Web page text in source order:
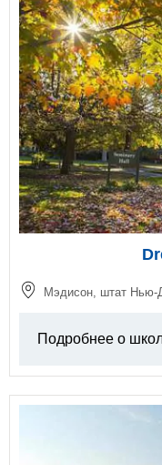
Мэдисон, штат Нью-
Подробнее о